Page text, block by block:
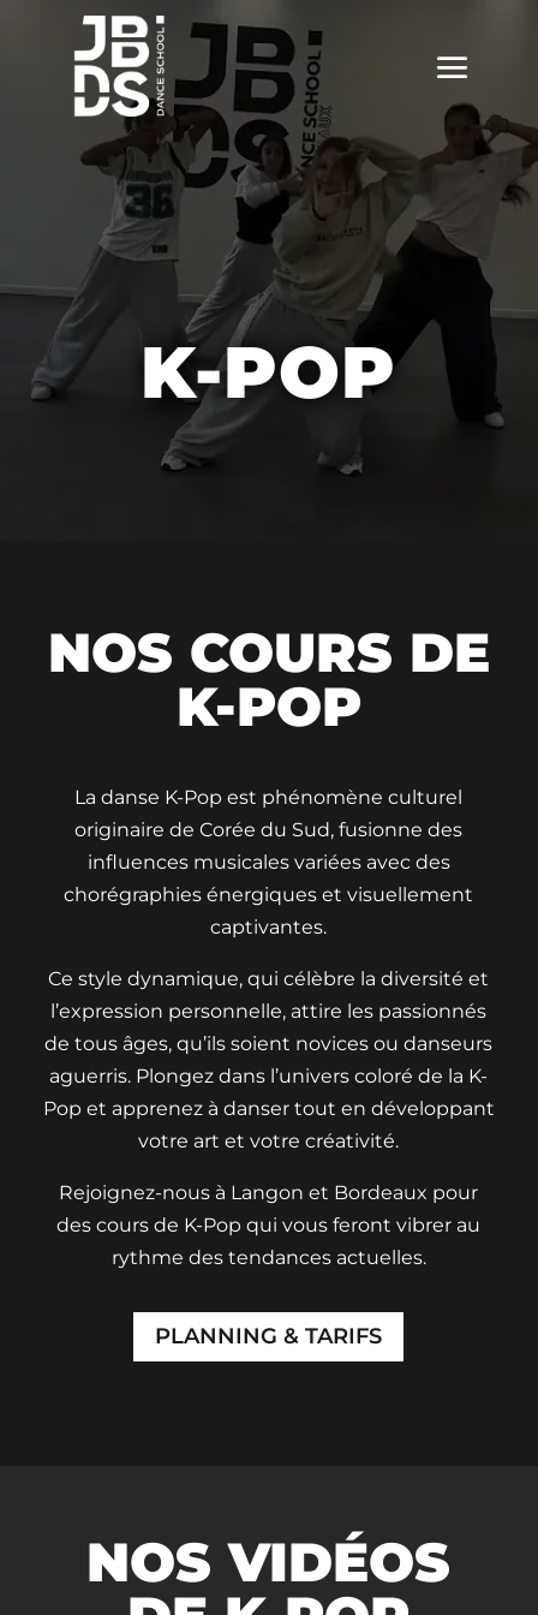
K-POP
NOS COURS DE
K-POP
La danse K-Pop est phénomène culturel
originaire de Corée du Sud, fusionne des
influences musicales variées avec des
chorégraphies énergiques et visuellement
captivantes.
Ce style dynamique, qui célèbre la diversité et
l’expression personnelle, attire les passionnés
de tous âges, qu’ils soient novices ou danseurs
aguerris. Plongez dans l’univers coloré de la K-
Pop et apprenez à danser tout en développant
votre art et votre créativité.
Rejoignez-nous à Langon et Bordeaux pour
des cours de K-Pop qui vous feront vibrer au
rythme des tendances actuelles.
PLANNING & TARIFS
NOS VIDÉOS